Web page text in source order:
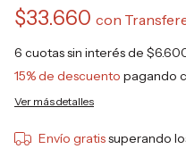
$33.660 con
6 cuotas sin interés de
15% de descuento pagando
Ver más detalles
Envío gratissuperando